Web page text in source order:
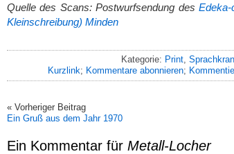
Quelle des Scans: Postwurfsendung desEdeka-
Kleinschreibung) Minden
Kategorie: Print,
Kurzlink; Kommentare abonnieren;
« Vorheriger Beitrag
Ein Gruß aus dem Jahr 1970
Ein Kommentar für Metall-Locher